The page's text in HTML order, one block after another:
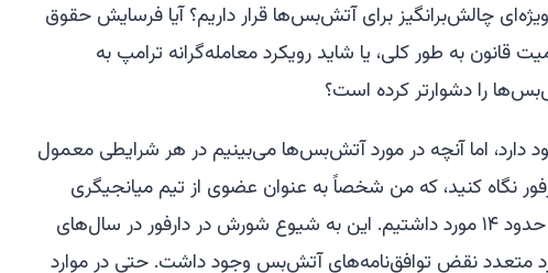
ویژه‌ای چالش‌برانگیز برای آتش‌بس‌ها قرار داریم؟ آیا فرسایش حقوق
قانون به طور کلی، یا شاید رویکرد معامله‌گرانه ترامپ به
را دشوارتر کرده است؟
دارد، اما آنچه در مورد آتش‌بس‌ها می‌بینیم در هر شرایطی معمول
نگاه کنید، که من شخصاً به عنوان عضوی از تیم میانجیگری
اتحادیه آفریقا درگیر آن بودم، حدود ۱۴ مورد داشتیم. این به شیوع شورش در دارفور در سال‌های
و موارد متعدد نقض توافق‌نامه‌های آتش‌بس وجود داشت. حتی در موارد